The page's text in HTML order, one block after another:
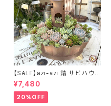
【SALE】azi-azi 錆 サビ ハウス
プランター ラウンド 訳あり 特価
送料無料
¥7,480
20%OFF